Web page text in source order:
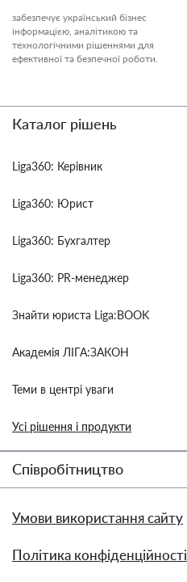
забезпечує український бізнес
інформацією, аналітикою та
технологічними рішеннями для
ефективної та безпечної роботи.
Каталог рішень
Liga360: Керівник
Liga360: Юрист
Liga360: Бухгалтер
Liga360: PR-менеджер
Знайти юриста Liga:BOOK
Академія ЛІГА:ЗАКОН
Теми в центрі уваги
Усі рішення і продукти
Співробітництво
Умови використання сайту
Політика конфіденційності